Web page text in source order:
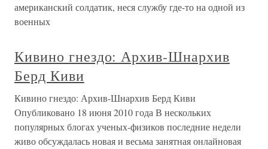
американский солдатик, неся службу где-то на одной из
военных
Кивино гнездо: Архив-Шнархив
Берд Киви
Кивино гнездо: Архив-Шнархив Берд Киви
Опубликовано 18 июня 2010 года В нескольких
популярных блогах ученых-физиков последние недели
живо обсуждалась новая и весьма занятная онлайновая